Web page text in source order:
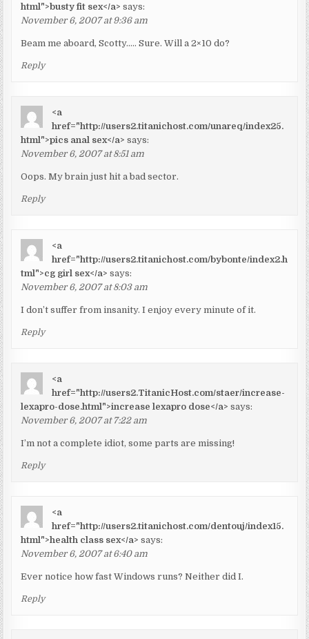
html">busty fit sex</a> says:
November 6, 2007 at 9:36 am
Beam me aboard, Scotty….. Sure. Will a 2×10 do?
Reply
<a
href="http://users2.titanichost.com/unareq/index25.
html">pics anal sex</a> says:
November 6, 2007 at 8:51 am
Oops. My brain just hit a bad sector.
Reply
<a
href="http://users2.titanichost.com/bybonte/index2.h
tml">cg girl sex</a> says:
November 6, 2007 at 8:03 am
I don’t suffer from insanity. I enjoy every minute of it.
Reply
<a
href="http://users2.TitanicHost.com/staer/increase-
lexapro-dose.html">increase lexapro dose</a> says:
November 6, 2007 at 7:22 am
I’m not a complete idiot, some parts are missing!
Reply
<a
href="http://users2.titanichost.com/dentouj/index15.
html">health class sex</a> says:
November 6, 2007 at 6:40 am
Ever notice how fast Windows runs? Neither did I.
Reply